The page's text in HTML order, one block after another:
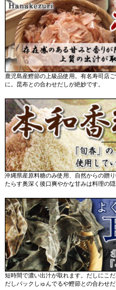
鹿児島産鰹節の上級品使用。有名寿司店
に。昆布との合わせだしが絶妙です。
沖縄県産原料糖のみ使用、自然からの贈
たらす奥深く後口爽やかな甘みは料理の
短時間で濃い出汁が取れます。だしにこ
だしパックしゅんでるや鰹節との合わせだ